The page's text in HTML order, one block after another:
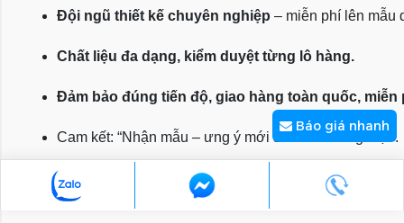
Đội ngũ thiết kế chuyên nghiệp – miễn phí lên mẫu
Chất liệu đa dạng, kiểm duyệt từng lô hàng.
Đảm bảo đúng tiến độ, giao hàng toàn quốc, miễn
Cam kết: “Nhận mẫu – ưng ý mới sản xuất hàng loạt”.
Để được tư vấn và báo giá, vui lòng liên hệ:
CÔNG TY TNHH TM DV TRƯỜNG VÂN
Báo giá nhanh